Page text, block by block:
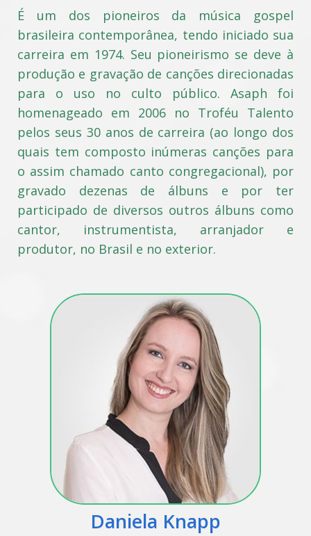
É um dos pioneiros da música gospel
brasileira contemporânea, tendo iniciado sua
carreira em 1974. Seu pioneirismo se deve à
produção e gravação de canções direcionadas
para o uso no culto público. Asaph foi
homenageado em 2006 no Troféu Talento
pelos seus 30 anos de carreira (ao longo dos
quais tem composto inúmeras canções para
o assim chamado canto congregacional), por
gravado dezenas de álbuns e por ter
participado de diversos outros álbuns como
cantor, instrumentista, arranjador e
produtor, no Brasil e no exterior.
Daniela Knapp